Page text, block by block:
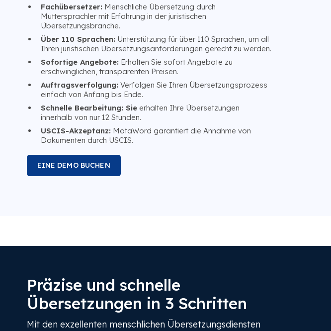
Fachübersetzer: Menschliche Übersetzung durch
Muttersprachler mit Erfahrung in der juristischen
Übersetzungsbranche.
Über 110 Sprachen: Unterstützung für über 110 Sprachen, um all
Ihren juristischen Übersetzungsanforderungen gerecht zu werden.
Sofortige Angebote: Erhalten Sie sofort Angebote zu
erschwinglichen, transparenten Preisen.
Auftragsverfolgung: Verfolgen Sie Ihren Übersetzungsprozess
einfach von Anfang bis Ende.
Schnelle Bearbeitung: Sieerhalten Ihre Übersetzungen
innerhalb von nur 12 Stunden.
USCIS-Akzeptanz: MotaWord garantiert die Annahme von
Dokumenten durch USCIS.
EINE DEMO BUCHEN
Präzise und schnelle
Übersetzungen in 3 Schritten
Mit den exzellenten menschlichen Übersetzungsdiensten